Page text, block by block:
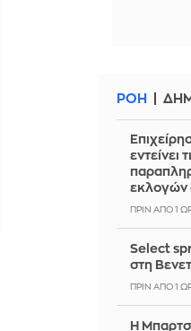
ΡΟΗ
εντείνει
εκλογών
ΠΡΙΝ ΑΠΌ 1
Select
στη
ΠΡΙΝ ΑΠΌ 1
Η